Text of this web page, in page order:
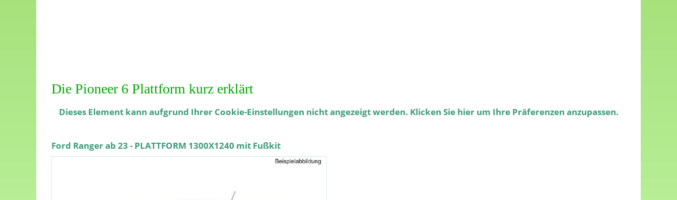
Die Pioneer 6 Plattform kurz erklärt
Dieses Element kann aufgrund Ihrer Cookie-Einstellungen nicht angezeigt werden. Klicken Sie hier um Ihre Präferenzen anzupassen.
Ford Ranger ab 23 - PLATTFORM 1300X1240 mit Fußkit